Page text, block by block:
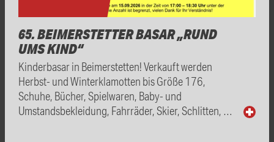
65. BEIMERSTETTER BASAR „RUND
UMS KIND“
Kinderbasar in Beimerstetten! Verkauft werden
Herbst- und Winterklamotten bis Größe 176,
Schuhe, Bücher, Spielwaren, Baby- und
Umstandsbekleidung, Fahrräder, Skier, Schlitten, …